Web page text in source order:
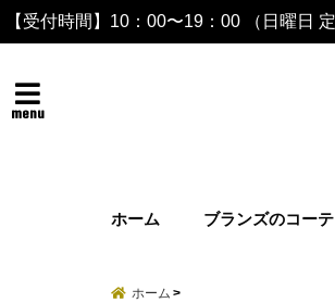
【受付時間】10：00〜19：00 （日曜日 定
menu
ホーム ブランズのコー
ホーム